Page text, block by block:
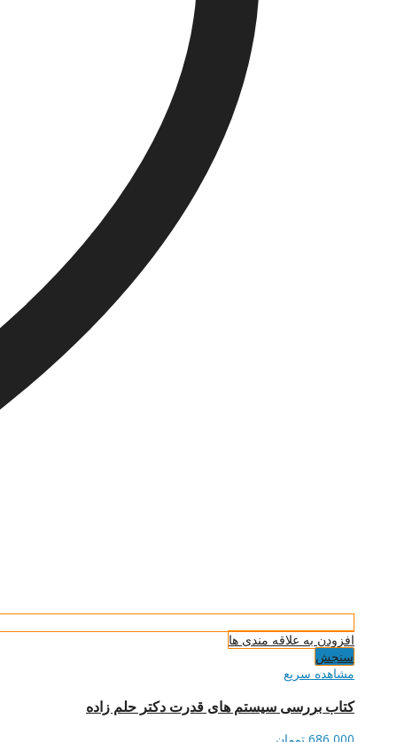
افزودن به علاقه مندی ها
سنجش
مشاهده سریع
کتاب بررسی سیستم های قدرت دکتر حلم زاده